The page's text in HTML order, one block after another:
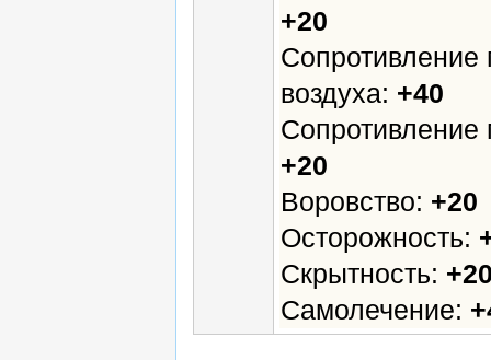
+20
Сопротивление
воздуха: +40
Сопротивление
+20
Воровство: +20
Осторожность:
Скрытность:
Самолечение: